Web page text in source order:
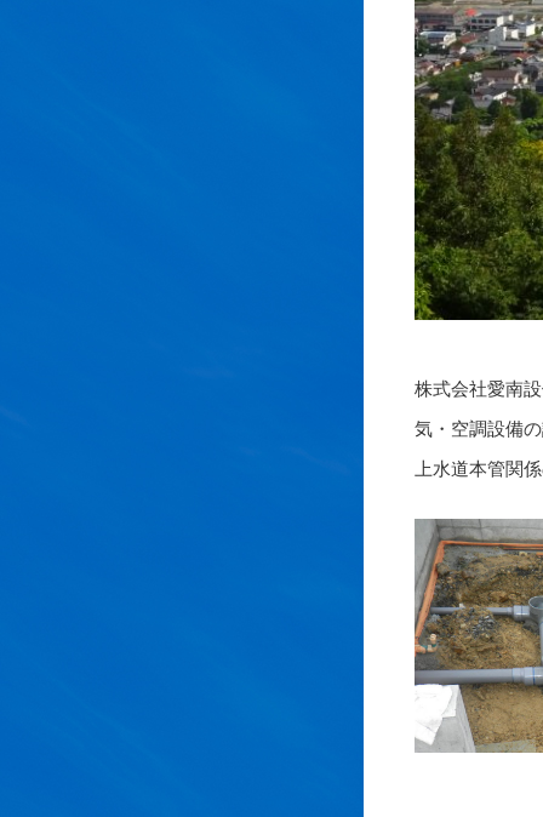
株式会社愛南
気・空調設備
上水道本管関